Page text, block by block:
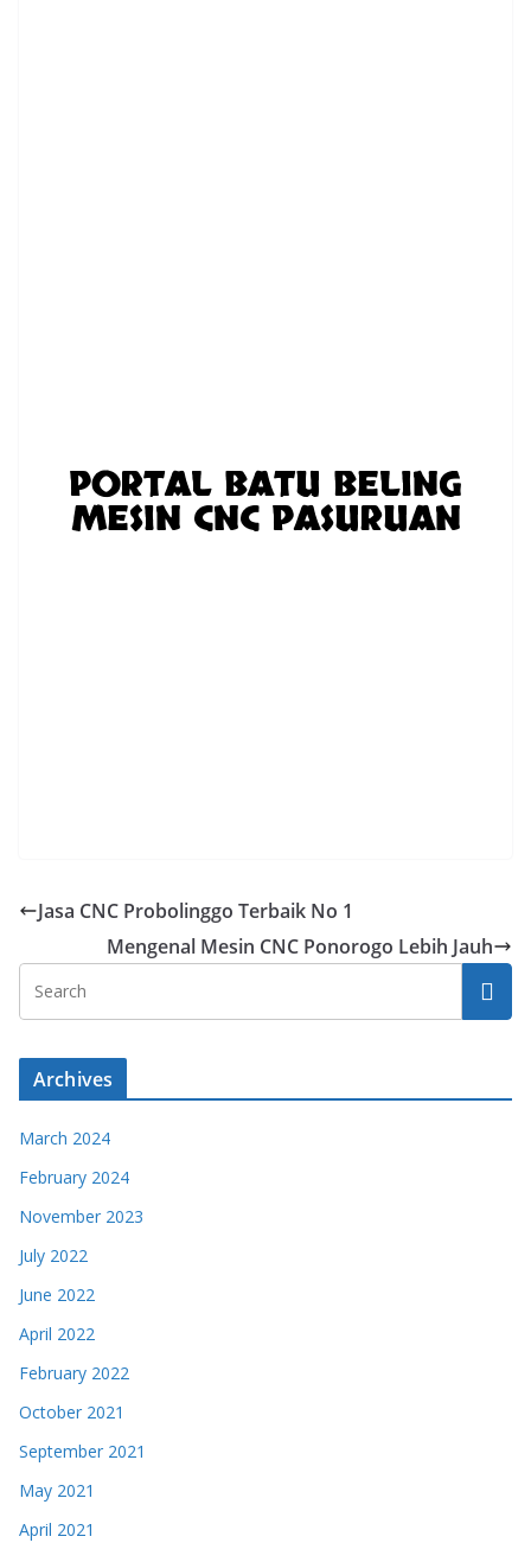
PORTAL BATU BELING
MESIN CNC PASURUAN
Jasa CNC Probolinggo Terbaik No 1
Mengenal Mesin CNC Ponorogo Lebih Jauh
Archives
March 2024
February 2024
November 2023
July 2022
June 2022
April 2022
February 2022
October 2021
September 2021
May 2021
April 2021